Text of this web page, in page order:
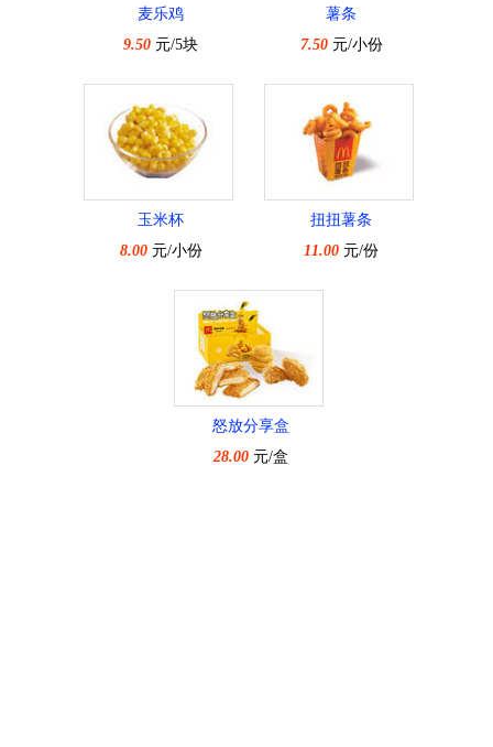
麦乐鸡
9.50 元/5块
薯条
7.50元/小份
玉米杯
8.00元/小份
扭扭薯条
11.00 元/份
怒放分享盒
28.00 元/盒